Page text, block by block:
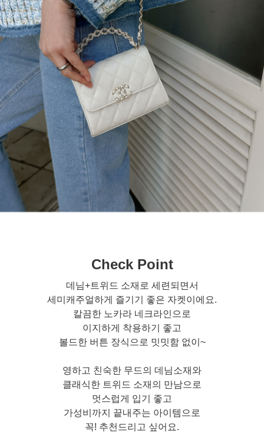
Check Point
데님+트위드 소재로 세련되면서
세미캐주얼하게 즐기기 좋은 자켓이에요.
칼끔한 노카라 네크라인으로
이지하게 착용하기 좋고
볼드한 버튼 장식으로 밋밋함 없이~
영하고 친숙한 무드의 데님소재와
클래식한 트위드 소재의 만남으로
멋스럽게 입기 좋고
가성비까지 끝내주는 아이템으로
꼭! 추천드리고 싶어요.